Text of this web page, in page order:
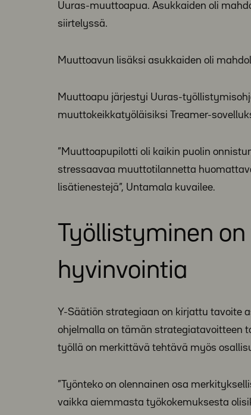
Uuras-muuttoapua. Asukkaiden oli
siirtelyssä.
Muuttoavun lisäksi asukkaiden oli
Muuttoapu järjestyi Uuras-
muuttokeikkatyöläisiksi Treamer-
”Muuttoapupilotti oli kaikin puolin
stressaavaa muuttotilannetta
lisätienestejä”, Untamala kuvailee.
Työllistyminen
hyvinvointia
Y-Säätiön strategiaan on kirjattu tavoite
ohjelmalla on tämän strategiatavoitteen
työllä on merkittävä tehtävä myös
”Työnteko on olennainen osa
vaikka aiemmasta työkokemuksesta